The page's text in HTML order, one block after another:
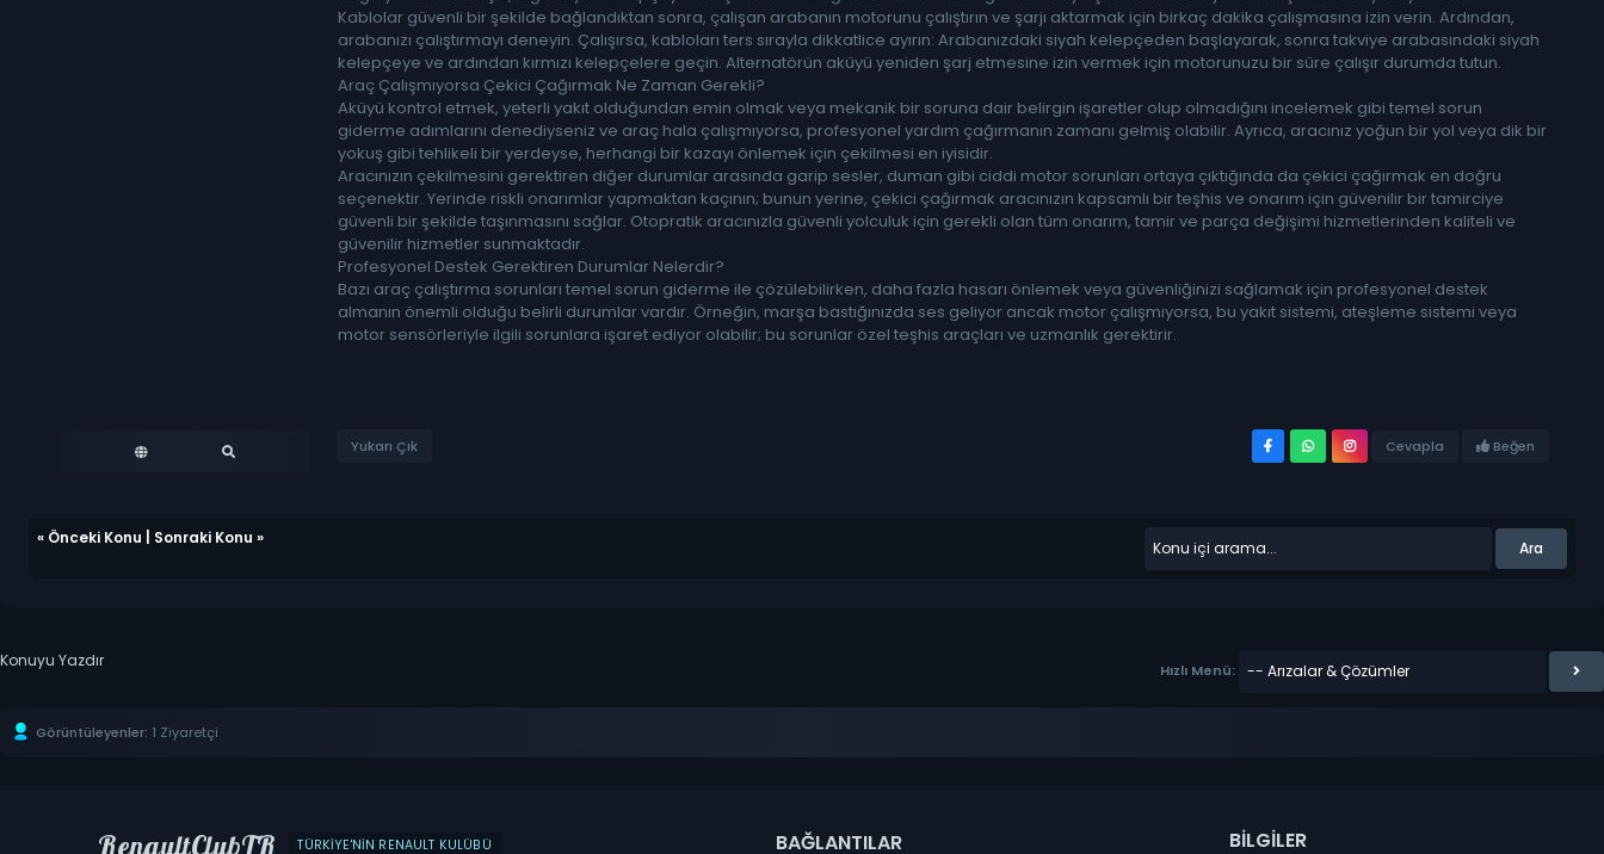
Kablolar güvenli bir şekilde bağlandıktan sonra, çalışan arabanın motorunu çalıştırın ve şarjı aktarmak için birkaç dakika çalışmasına izin verin. Ardından,
arabanızı çalıştırmayı deneyin. Çalışırsa, kabloları ters sırayla dikkatlice ayırın: Arabanızdaki siyah kelepçeden başlayarak, sonra takviye arabasındaki siyah
kelepçeye ve ardından kırmızı kelepçelere geçin. Alternatörün aküyü yeniden şarj etmesine izin vermek için motorunuzu bir süre çalışır durumda tutun.
Araç Çalışmıyorsa Çekici Çağırmak Ne Zaman Gerekli?
Aküyü kontrol etmek, yeterli yakıt olduğundan emin olmak veya mekanik bir soruna dair belirgin işaretler olup olmadığını incelemek gibi temel sorun
giderme adımlarını denediyseniz ve araç hala çalışmıyorsa, profesyonel yardım çağırmanın zamanı gelmiş olabilir. Ayrıca, aracınız yoğun bir yol veya dik bir
yokuş gibi tehlikeli bir yerdeyse, herhangi bir kazayı önlemek için çekilmesi en iyisidir.
Aracınızın çekilmesini gerektiren diğer durumlar arasında garip sesler, duman gibi ciddi motor sorunları ortaya çıktığında da çekici çağırmak en doğru
seçenektir. Yerinde riskli onarımlar yapmaktan kaçının; bunun yerine, çekici çağırmak aracınızın kapsamlı bir teşhis ve onarım için güvenilir bir tamirciye
güvenli bir şekilde taşınmasını sağlar. Otopratik aracınızla güvenli yolculuk için gerekli olan tüm onarım, tamir ve parça değişimi hizmetlerinden kaliteli ve
güvenilir hizmetler sunmaktadır.
Profesyonel Destek Gerektiren Durumlar Nelerdir?
Bazı araç çalıştırma sorunları temel sorun giderme ile çözülebilirken, daha fazla hasarı önlemek veya güvenliğinizi sağlamak için profesyonel destek
almanın önemli olduğu belirli durumlar vardır. Örneğin, marşa bastığınızda ses geliyor ancak motor çalışmıyorsa, bu yakıt sistemi, ateşleme sistemi veya
motor sensörleriyle ilgili sorunlara işaret ediyor olabilir; bu sorunlar özel teşhis araçları ve uzmanlık gerektirir.
Yukarı Çık Cevapla Beğen
« Önceki Konu Sonraki Konu »
Konuyu Yazdır
Hızlı Menü:
Görüntüleyenler: 1 Ziyaretçi
RenaultClubTR TÜRKIYE'NIN RENAULT KULÜBÜ BAĞLANTILAR BILGILER